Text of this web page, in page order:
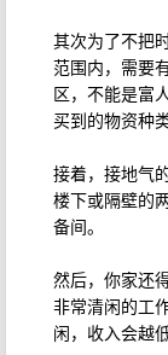
其次为了不把
范围内，需要
区，不能是富
买到的物资种
接着，接地气
楼下或隔壁的
备间。
然后，你家还
非常清闲的工
闲，收入会越低